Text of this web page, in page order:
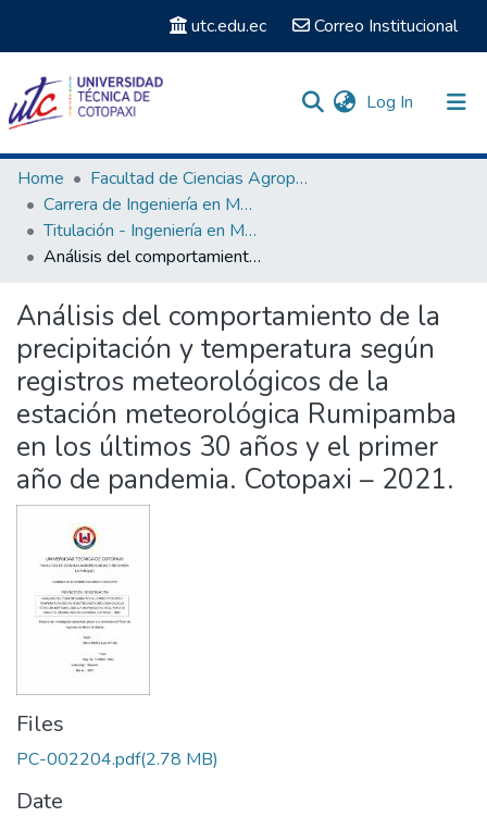
utc.edu.ec Correo Institucional
Log In (current)
Communities & Collections
Search
Statistics
Home
Facultad de Ciencias Agropecuarias y Recursos Naturales
Carrera de Ingeniería en Medio Ambiente
Titulación - Ingeniería en Medio Ambiente
Análisis del comportamiento de la precipitación y temperatura según registros meteorológicos de la estación meteorológica Rumipamba en los últimos 30 años y el primer año de pandemia. Cotopaxi – 2021.
Análisis del comportamiento de la
precipitación y temperatura según
registros meteorológicos de la
estación meteorológica Rumipamba
en los últimos 30 años y el primer
año de pandemia. Cotopaxi – 2021.
Files
PC-002204.pdf(2.78 MB)
Date